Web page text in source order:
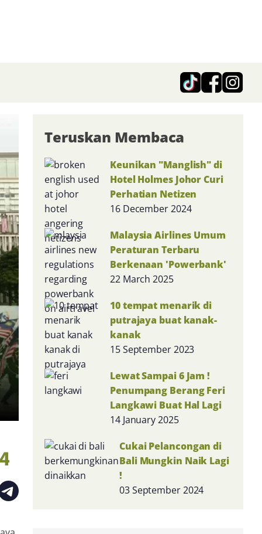
Teruskan Membaca
Keunikan "Manglish" di
Hotel Holmes Johor Curi
Perhatian Netizen
16 December 2024
Malaysia Airlines Umum
Peraturan Terbaru
Berkenaan 'Powerbank'
22 March 2025
10 tempat menarik di
putrajaya buat kanak-
kanak
15 September 2023
Lewat Sampai 6 Jam !
Penumpang Berang Feri
Langkawi Buat Hal Lagi
14 January 2025
Cukai Pelancongan di
Bali Mungkin Naik Lagi
!
03 September 2024